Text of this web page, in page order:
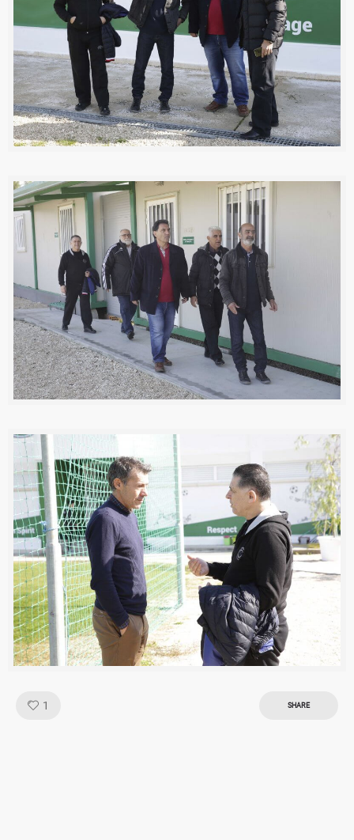
1 SHARE